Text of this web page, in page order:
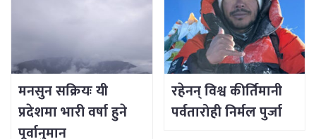
मनसुन सक्रियः यी
प्रदेशमा भारी वर्षा हुने
पूर्वानुमान
रहेनन् विश्व कीर्तिमानी
पर्वतारोही निर्मल पुर्जा